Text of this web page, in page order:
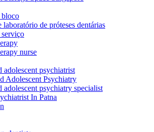
bloco
laboratório de próteses dentárias
serviço
nurse
adolescent psychiatrist
Adolescent Psychiatry
adolescent psychiatry specialist
In Patna